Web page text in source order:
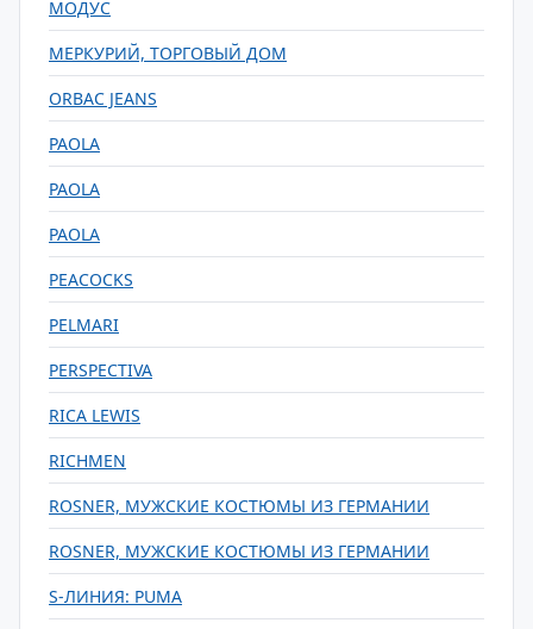
МОДУС
МЕРКУРИЙ, ТОРГОВЫЙ ДОМ
ORBAC JEANS
PAOLA
PAOLA
PAOLA
PEACOCKS
PELMARI
PERSPECTIVA
RICA LEWIS
RICHMEN
ROSNER, МУЖСКИЕ КОСТЮМЫ ИЗ ГЕРМАНИИ
ROSNER, МУЖСКИЕ КОСТЮМЫ ИЗ ГЕРМАНИИ
S-ЛИНИЯ: PUMA